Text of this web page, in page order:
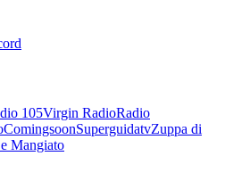
105Virgin RadioRadio
ComingsoonSuperguidatvZuppa di
Mangiato